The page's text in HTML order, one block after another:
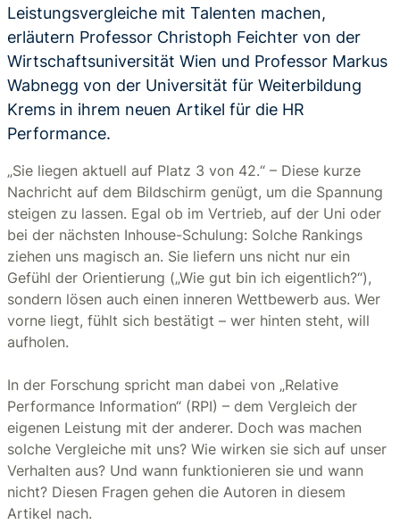
Leistungsvergleiche mit Talenten machen,
erläutern Professor Christoph Feichter von der
Wirtschaftsuniversität Wien und Professor Markus
Wabnegg von der Universität für Weiterbildung
Krems in ihrem neuen Artikel für die HR
Performance.
„Sie liegen aktuell auf Platz 3 von 42.“ – Diese kurze
Nachricht auf dem Bildschirm genügt, um die Spannung
steigen zu lassen. Egal ob im Vertrieb, auf der Uni oder
bei der nächsten Inhouse-Schulung: Solche Rankings
ziehen uns magisch an. Sie liefern uns nicht nur ein
Gefühl der Orientierung („Wie gut bin ich eigentlich?“),
sondern lösen auch einen inneren Wettbewerb aus. Wer
vorne liegt, fühlt sich bestätigt – wer hinten steht, will
aufholen.
In der Forschung spricht man dabei von „Relative
Performance Information“ (RPI) – dem Vergleich der
eigenen Leistung mit der anderer. Doch was machen
solche Vergleiche mit uns? Wie wirken sie sich auf unser
Verhalten aus? Und wann funktionieren sie und wann
nicht? Diesen Fragen gehen die Autoren in diesem
Artikel nach.